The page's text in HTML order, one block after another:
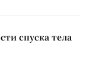
спуска тела